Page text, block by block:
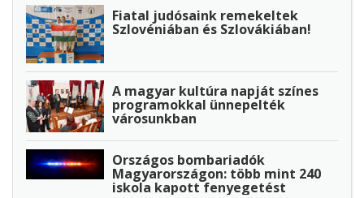
Fiatal judósaink remekeltek
Szlovéniában és Szlovákiában!
A magyar kultúra napját színes
programokkal ünnepelték
városunkban
Országos bombariadók
Magyarországon: több mint 240
iskola kapott fenyegetést